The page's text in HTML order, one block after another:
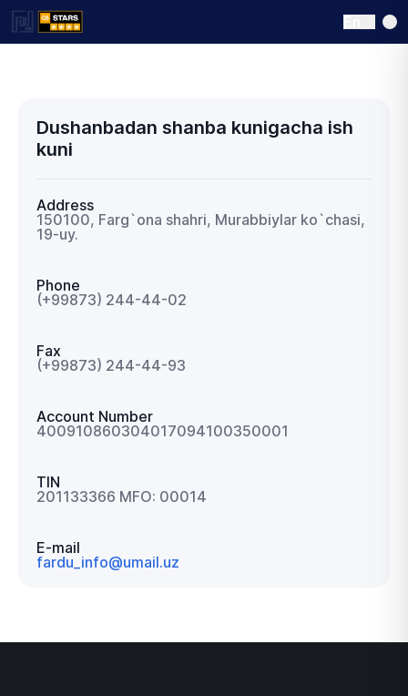
Dushanbadan shanba kunigacha ish
kuni
Address
150100, Farg`ona shahri, Murabbiylar ko`chasi,
19-uy.
Phone
(+99873) 244-44-02
Fax
(+99873) 244-44-93
Account Number
400910860304017094100350001
TIN
201133366 MFO: 00014
E-mail
fardu_info@umail.uz